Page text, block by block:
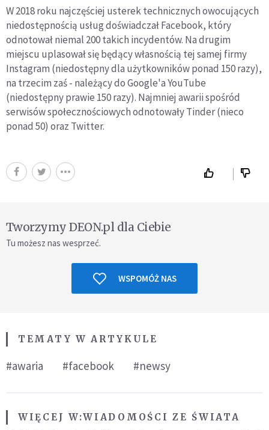
W 2018 roku najczęściej usterek technicznych owocujących
niedostępnością usług doświadczał Facebook, który
odnotował niemal 200 takich incydentów. Na drugim
miejscu uplasował się będący własnością tej samej firmy
Instagram (niedostępny dla użytkowników ponad 150 razy),
na trzecim zaś - należący do Google'a YouTube
(niedostępny prawie 150 razy). Najmniej awarii spośród
serwisów społecznościowych odnotowały Tinder (nieco
ponad 50) oraz Twitter.
Tworzymy DEON.pl dla Ciebie
Tu możesz nas wesprzeć.
WSPOMÓŻ NAS
TEMATY W ARTYKULE
#awaria #facebook #newsy
WIĘCEJ W:WIADOMOŚCI ZE ŚWIATA